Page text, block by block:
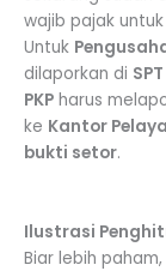
wajib pajak
Untuk
dilaporkan di
PKP harus
ke Kantor
bukti setor.
Ilustrasi
Biar lebih